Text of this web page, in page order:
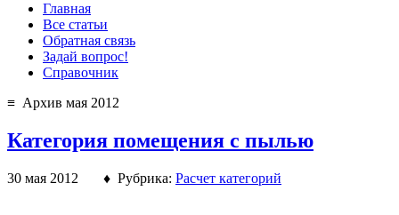
Главная
Все статьи
Обратная связь
Задай вопрос!
Справочник
≡ Архив мая 2012
Категория помещения с пылью
30 мая 2012 ♦ Рубрика: Расчет категорий